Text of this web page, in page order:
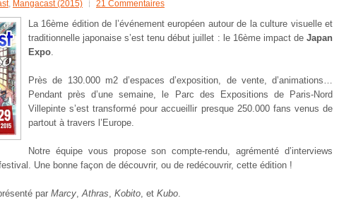
, Mangacast (2015) 21 Commentaires
La 16ème édition de l’événement européen autour de la culture visuelle et
traditionnelle japonaise s’est tenu début juillet : le 16ème impact de Japan
Expo.
Près de 130.000 m2 d’espaces d’exposition, de vente, d’animations…
Pendant près d’une semaine, le Parc des Expositions de Paris-Nord
Villepinte s’est transformé pour accueillir presque 250.000 fans venus de
partout à travers l’Europe.
Notre équipe vous propose son compte-rendu, agrémenté d’interviews
Une bonne façon de découvrir, ou de redécouvrir, cette édition !
par Marcy,Athras, Kobito, et Kubo.